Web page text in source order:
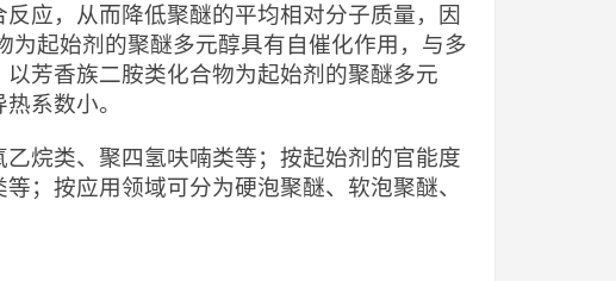
应，从而降低聚醚的平均相对分子质量，因
起始剂的聚醚多元醇具有自催化作用，与多
芳香族二胺类化合物为起始剂的聚醚多元
系数小。
烷类、聚四氢呋喃类等；按起始剂的官能度
；按应用领域可分为硬泡聚醚、软泡聚醚、